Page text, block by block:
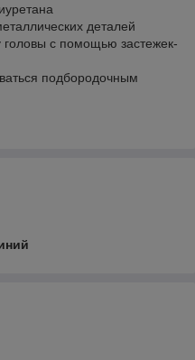
деталей
головы с помощью застежек-
подбородочным